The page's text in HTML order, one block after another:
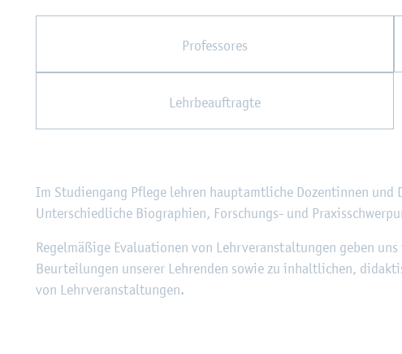
Pro­fes­so­res
Lehr­be­auf­trag­te
Im Stu­di­en­gang Pfle­ge leh­ren haupt­amt­li­che Do­zen­tin­nen
Un­ter­schied­li­che Bio­gra­phi­en, For­schungs- und
Re­gel­mä­ßi­ge Eva­lua­tio­nen von Lehr­ver­an­stal­tun­gen geben
Be­ur­tei­lun­gen un­se­rer Leh­ren­den sowie zu in­halt­li­chen,
von Lehr­ver­an­stal­tun­gen.